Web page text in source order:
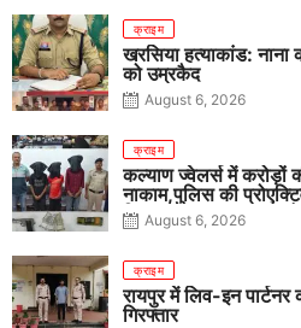
क्राइम
खरसिया हत्याकांड: नाना
को उम्रकैद
August 6, 2026
क्राइम
कल्याण ज्वेलर्स में करोड़ों
नाकाम,पुलिस की
पिस्टल, कारतूस, चाकू और
August 6, 2026
क्राइम
रायपुर में लिव-इन
गिरफ्तार